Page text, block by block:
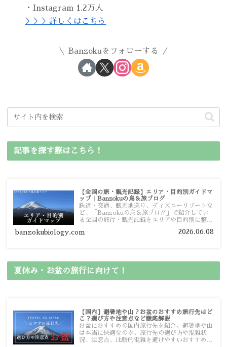
・Instagram 1.2万人
＞＞＞詳しくはこちら
Banzokuをフォローする
記事を探す際はこちら！
【全国の旅・観光記録】エリア・目的別ガイドマ
ップ｜Banzokuの鳥＆旅ブログ
鉄道・交通、観光地巡り、ディズニーリゾートな
ど、「Banzokuの鳥＆旅ブログ」で紹介してい
る全国の旅行・観光記録をエリアや目的別に整理
ガイドマップからスムーズに見つけていただけま
banzokubiology.com 2026.06.08
夏休み・お盆の旅行に向けて！
【国内】避暑地や山？お盆のおすすめ旅行先はど
こ？選び方や注意点など徹底解説
お盆におすすめの国内旅行先を紹介。避暑地や山
は本当に快適なのか、旅行先の選び方や混雑状
況、注意点、比較的混雑を避けやすいおすすめス